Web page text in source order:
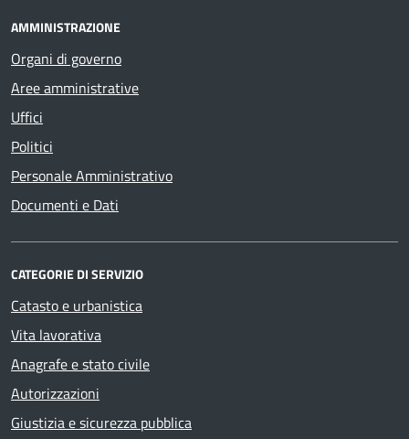
AMMINISTRAZIONE
Organi di governo
Aree amministrative
Uffici
Politici
Personale Amministrativo
Documenti e Dati
CATEGORIE DI SERVIZIO
Catasto e urbanistica
Vita lavorativa
Anagrafe e stato civile
Autorizzazioni
Giustizia e sicurezza pubblica